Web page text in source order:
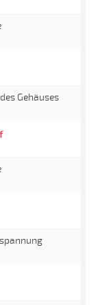
Gehäuses